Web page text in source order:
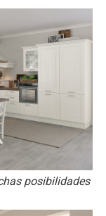
posibilidades